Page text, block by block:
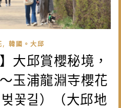
, 韓國。大邱
大邱賞櫻秘境，
玉浦龍淵寺櫻花
꽃길）（大邱地